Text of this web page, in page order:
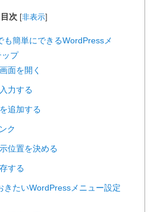
目次 非表示]
も簡単にできるWordPressメ
ップ
面を開く
力する
追加する
ク
位置を決める
する
きたいWordPressメニュー設定